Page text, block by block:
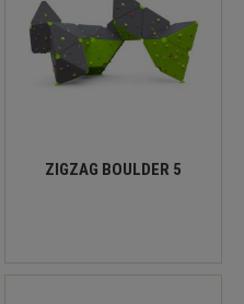
ZIGZAG BOULDER 5